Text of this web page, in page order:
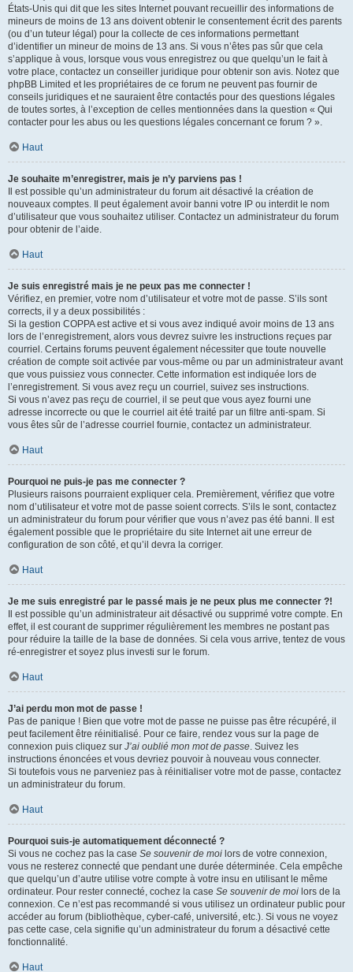
États-Unis qui dit que les sites Internet pouvant recueillir des informations de
mineurs de moins de 13 ans doivent obtenir le consentement écrit des parents
(ou d’un tuteur légal) pour la collecte de ces informations permettant
d’identifier un mineur de moins de 13 ans. Si vous n’êtes pas sûr que cela
s’applique à vous, lorsque vous vous enregistrez ou que quelqu’un le fait à
votre place, contactez un conseiller juridique pour obtenir son avis. Notez que
phpBB Limited et les propriétaires de ce forum ne peuvent pas fournir de
conseils juridiques et ne sauraient être contactés pour des questions légales
de toutes sortes, à l’exception de celles mentionnées dans la question « Qui
contacter pour les abus ou les questions légales concernant ce forum ? ».
Haut
Je souhaite m’enregistrer, mais je n’y parviens pas !
Il est possible qu’un administrateur du forum ait désactivé la création de
nouveaux comptes. Il peut également avoir banni votre IP ou interdit le nom
d’utilisateur que vous souhaitez utiliser. Contactez un administrateur du forum
pour obtenir de l’aide.
Haut
Je suis enregistré mais je ne peux pas me connecter !
Vérifiez, en premier, votre nom d’utilisateur et votre mot de passe. S’ils sont
corrects, il y a deux possibilités :
Si la gestion COPPA est active et si vous avez indiqué avoir moins de 13 ans
lors de l’enregistrement, alors vous devrez suivre les instructions reçues par
courriel. Certains forums peuvent également nécessiter que toute nouvelle
création de compte soit activée par vous-même ou par un administrateur avant
que vous puissiez vous connecter. Cette information est indiquée lors de
l’enregistrement. Si vous avez reçu un courriel, suivez ses instructions.
Si vous n’avez pas reçu de courriel, il se peut que vous ayez fourni une
adresse incorrecte ou que le courriel ait été traité par un filtre anti-spam. Si
vous êtes sûr de l’adresse courriel fournie, contactez un administrateur.
Haut
Pourquoi ne puis-je pas me connecter ?
Plusieurs raisons pourraient expliquer cela. Premièrement, vérifiez que votre
nom d’utilisateur et votre mot de passe soient corrects. S’ils le sont, contactez
un administrateur du forum pour vérifier que vous n’avez pas été banni. Il est
également possible que le propriétaire du site Internet ait une erreur de
configuration de son côté, et qu’il devra la corriger.
Haut
Je me suis enregistré par le passé mais je ne peux plus me connecter ?!
Il est possible qu’un administrateur ait désactivé ou supprimé votre compte. En
effet, il est courant de supprimer régulièrement les membres ne postant pas
pour réduire la taille de la base de données. Si cela vous arrive, tentez de vous
ré-enregistrer et soyez plus investi sur le forum.
Haut
J’ai perdu mon mot de passe !
Pas de panique ! Bien que votre mot de passe ne puisse pas être récupéré, il
peut facilement être réinitialisé. Pour ce faire, rendez vous sur la page de
connexion puis cliquez sur J’ai oublié mon mot de passe. Suivez les
instructions énoncées et vous devriez pouvoir à nouveau vous connecter.
Si toutefois vous ne parveniez pas à réinitialiser votre mot de passe, contactez
un administrateur du forum.
Haut
Pourquoi suis-je automatiquement déconnecté ?
Si vous ne cochez pas la case Se souvenir de moi lors de votre connexion,
vous ne resterez connecté que pendant une durée déterminée. Cela empêche
que quelqu’un d’autre utilise votre compte à votre insu en utilisant le même
ordinateur. Pour rester connecté, cochez la case Se souvenir de moi lors de la
connexion. Ce n’est pas recommandé si vous utilisez un ordinateur public pour
accéder au forum (bibliothèque, cyber-café, université, etc.). Si vous ne voyez
pas cette case, cela signifie qu’un administrateur du forum a désactivé cette
fonctionnalité.
Haut